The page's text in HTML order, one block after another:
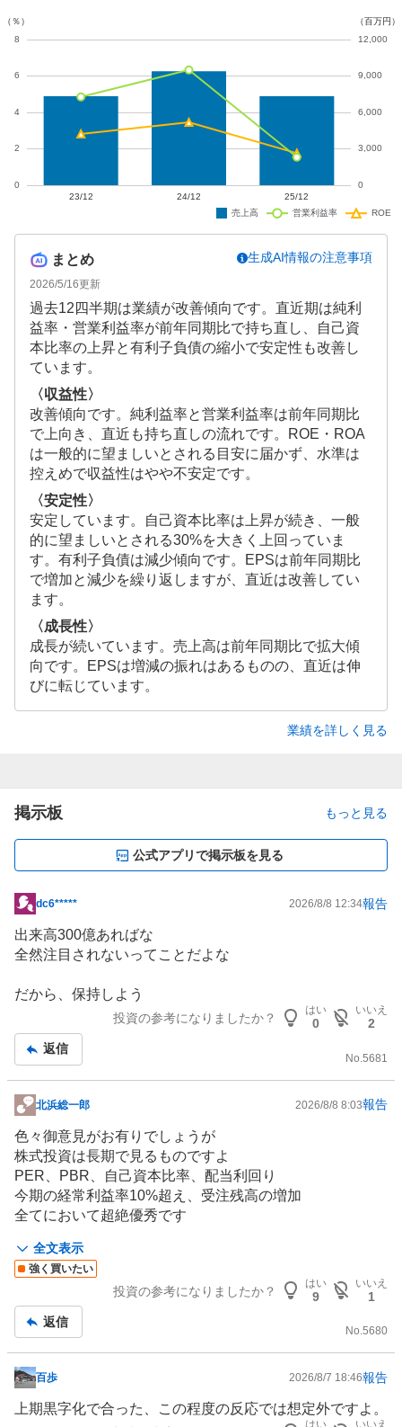
まとめ
2026/5/16更新
生成AI情報の注意事項
過去12四半期は業績が改善傾向です。直近期は純利
益率・営業利益率が前年同期比で持ち直し、自己資
本比率の上昇と有利子負債の縮小で安定性も改善し
ています。
〈収益性〉
改善傾向です。純利益率と営業利益率は前年同期比
で上向き、直近も持ち直しの流れです。ROE・ROA
は一般的に望ましいとされる目安に届かず、水準は
控えめで収益性はやや不安定です。
〈安定性〉
安定しています。自己資本比率は上昇が続き、一般
的に望ましいとされる30%を大きく上回っていま
す。有利子負債は減少傾向です。EPSは前年同期比
で増加と減少を繰り返しますが、直近は改善してい
ます。
〈成長性〉
成長が続いています。売上高は前年同期比で拡大傾
向です。EPSは増減の振れはあるものの、直近は伸
びに転じています。
業績を詳しく見る
掲示板 もっと見る
公式アプリで掲示板を見る
掲
示
板
事
dc6***** 2026/8/8 12:34報告
出来高300億あればな
全然注目されないってことだよな
だから、保持しよう
投資の参考になりましたか？
はい
0
いいえ
2
返信
No. 5681
掲
示
板
記
事
北浜総一郎 2026/8/8 8:03報告
全文表示
色々御意見がお有りでしょうが
株式投資は長期で見るものですよ
PER、PBR、自己資本比率、配当利回り
今期の経常利益率10%超え、受注残高の増加
全てにおいて超絶優秀です
です。
第3四半期で更に上方修正の可能性もありそうです
本来であればストップ高2連発となったとしても全く不思
議ではない素晴らしい発表です
しかしながら株価は不思議な事に下降状況です
先日、実験も兼ねて買い増し致しましたが
株価が素晴らしい業績にもかかわらず反映されない理由が
少し掴めました
強く買いたい
投資の参考になりましたか？
はい
9
いいえ
1
返信
No.5680
掲
示
百歩 2026/8/7 18:46報告
上期黒字化で合った、この程度の反応では想定外ですよ。
はい いいえ